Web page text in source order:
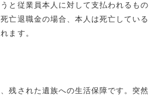
と従業員本人に対して支払われるもの
亡退職金の場合、本人は死亡している
ます。
残された遺族への生活保障です。突然